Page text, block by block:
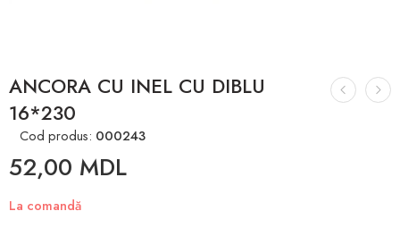
ANCORA CU INEL CU DIBLU
16*230
Cod produs: 000243
52,00 MDL
La comandă